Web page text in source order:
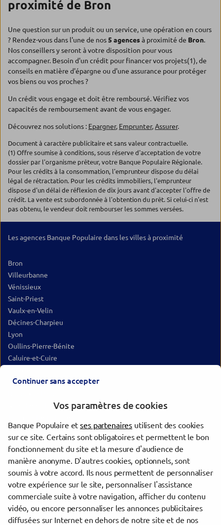
proximité de Bron
Une question sur un produit ou un service, une opération en cours
? Rendez-vous dans l'une de nos5 agencesà proximité de Bron.
Nos conseillers y seront à votre disposition pour vous
accompagner. Besoin d'un crédit pour financer vos projets(1), de
conseils en matière d'épargne ou d'une assurance pour protéger
vos biens ou vos proches ?
Un crédit vous engage et doit être remboursé. Vérifiez vos
capacités de remboursement avant de vous engager.
Découvrez nos solutions : Epargner, Emprunter,Assurer.
Document à caractère publicitaire et sans valeur contractuelle.
(1) Offre soumise à conditions, sous réserve d'acceptation de votre
dossier par l'organisme prêteur, votre Banque Populaire Régionale.
Pour les crédits à la consommation, l'emprunteur dispose du délai
légal de rétractation. Pour les crédits immobiliers, l'emprunteur
dispose d'un délai de réflexion de dix jours avant d'accepter l'offre de
crédit. La vente est subordonnée à l'obtention du prêt. Si celui-ci n'est
pas obtenu, le vendeur doit rembourser les sommes versées.
Les agences Banque Populaire dans les villes à proximité
Bron
Villeurbanne
Vénissieux
Saint-Priest
Vaulx-en-Velin
Décines-Charpieu
Lyon
Oullins-Pierre-Bénite
Caluire-et-Cuire
Sainte-Foy-lès-Lyon
Saint-Genis-Laval
Givors
Vienne
Villefranche-sur-Saône
Bourgoin-Jallieu
Saint-Chamond
Trouver une agence Banque Populaire
Rhône
Continuer sans accepter
Vos paramètres de cookies
Banque Populaire etses partenaires utilisent des cookies
sur ce site. Certains sont obligatoires et permettent le bon
fonctionnement du site et la mesure d'audience de
manière anonyme. D'autres cookies, optionnels, sont
soumis à votre accord. Ils nous permettent de personnaliser
votre expérience sur le site, personnaliser l'assistance
commerciale suite à votre navigation, afficher du contenu
vidéo, ou encore personnaliser les annonces publicitaires
diffusées sur Internet en dehors de notre site et de nos